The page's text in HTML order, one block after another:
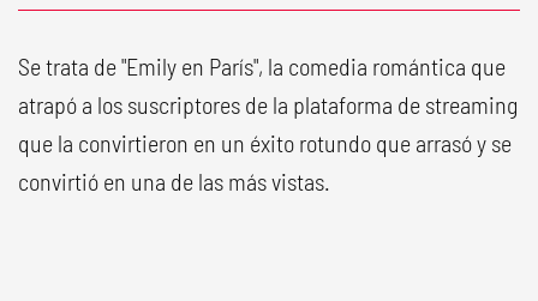
Se trata de "Emily en París", la comedia romántica que
atrapó a los suscriptores de la plataforma de streaming
que la convirtieron en un éxito rotundo que arrasó y se
convirtió en una de las más vistas.